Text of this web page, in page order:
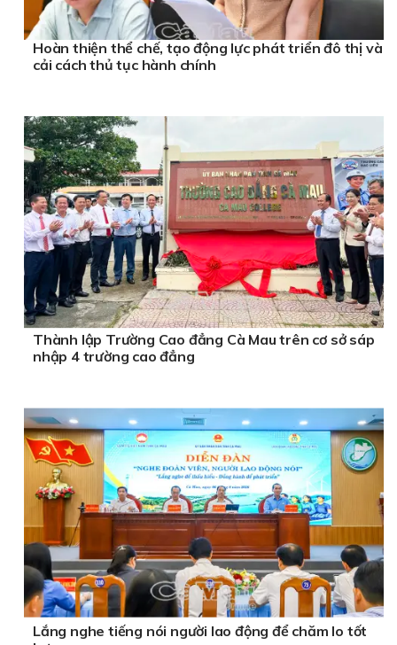
Hoàn thiện thể chế, tạo động lực phát triển đô thị và
cải cách thủ tục hành chính
Thành lập Trường Cao đẳng Cà Mau trên cơ sở sáp
nhập 4 trường cao đẳng
Lắng nghe tiếng nói người lao động để chăm lo tốt